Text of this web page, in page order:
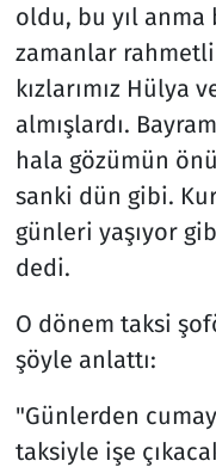
oldu, bu yıl anma
zamanlar
kızlarımız Hülya
almışlardı.
hala gözümün
sanki dün gibi.
günleri yaşıyor
dedi.
O dönem taksi
şöyle anlattı:
"Günlerden
taksiyle işe